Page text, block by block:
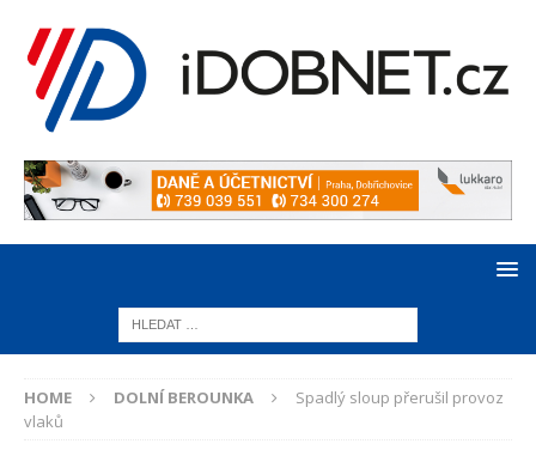
HOME DOLNÍ BEROUNKA
Spadlý sloup přerušil provoz
vlaků